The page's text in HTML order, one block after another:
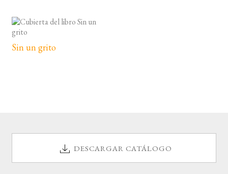
Sin un grito
DESCARGAR CATÁLOGO